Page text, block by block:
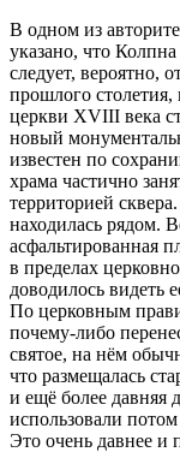
В одном из
указано, что
следует, вероятно,
прошлого
церкви XVIII века
новый
известен по
храма частично
территорией
находилась рядом.
асфальтированная
в пределах
доводилось видеть
По церковным
почему-либо
святое, на нём
что размещалась
и ещё более давняя
использовали
Это очень давнее и